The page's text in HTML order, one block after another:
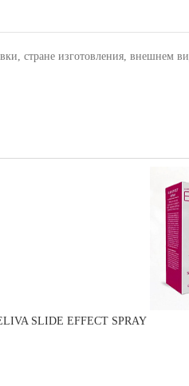
стране изготовления,
SLIDE EFFECT SPRAY